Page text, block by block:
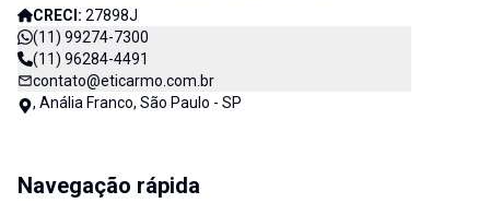
CRECI: 27898J
(11) 99274-7300
(11) 96284-4491
contato@eticarmo.com.br
, Anália Franco, São Paulo - SP
Navegação rápida